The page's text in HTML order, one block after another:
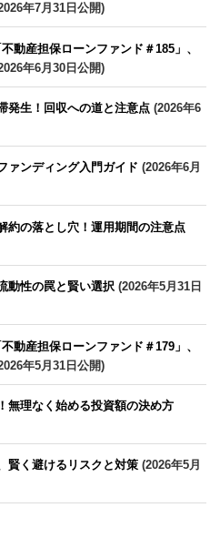
年7月31日公開)
動産担保ローンファンド＃185」、
年6月30日公開)
発生！回収への道と注意点 (2026年6
ァンディング入門ガイド (2026年6月
約の落とし穴！運用期間の注意点
動性の罠と賢い選択 (2026年5月31日
動産担保ローンファンド＃179」、
年5月31日公開)
無理なく始める投資額の決め方
賢く避けるリスクと対策 (2026年5月